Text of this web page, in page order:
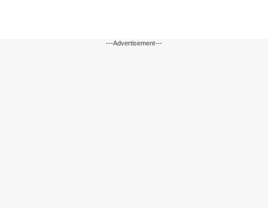
---Advertisement---